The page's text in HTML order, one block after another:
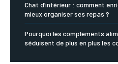
Chat d’intérieur : comment
mieux organiser ses repas ?
Pourquoi les compléments
séduisent de plus en plus les